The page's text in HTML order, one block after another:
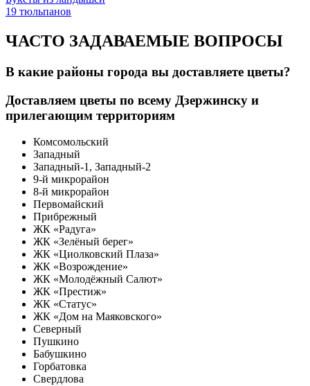
19 тюльпанов
ЧАСТО ЗАДАВАЕМЫЕ ВОПРОСЫ
В какие районы города вы доставляете цветы?
Доставляем цветы по всему Дзержинску и
прилегающим территориям
Комсомольский
Западный
Западный-1, Западный-2
9-й микрорайон
8-й микрорайон
Первомайский
Прибрежный
ЖК «Радуга»
ЖК «Зелёный берег»
ЖК «Циолковский Плаза»
ЖК «Возрождение»
ЖК «Молодёжный Салют»
ЖК «Престиж»
ЖК «Статус»
ЖК «Дом на Маяковского»
Северный
Пушкино
Бабушкино
Горбатовка
Свердлова